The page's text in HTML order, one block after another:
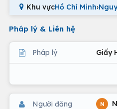
Khu vựcHồ Chí Minh›
Pháp lý & Liên hệ
Pháp lý Giấy
Người đăng N